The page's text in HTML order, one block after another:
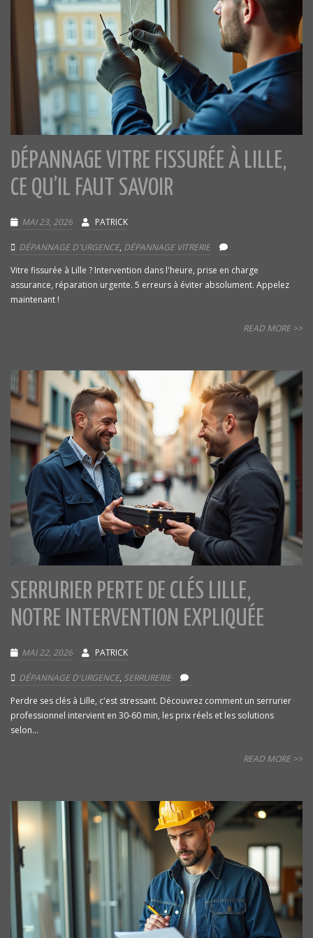
DÉPANNAGE VITRE FISSURÉE À LILLE,
CE QU’IL FAUT SAVOIR
MAI 23, 2026 PATRICK
DÉPANNAGE D'URGENCE, DÉPANNAGE VITRERIE
Vitre fissurée à Lille ? Intervention dans l'heure, prise en charge
assurance, réparation urgente. 5 erreurs à éviter absolument. Appelez
maintenant !
READ MORE >>
SERRURIER PERTE DE CLÉS LILLE,
NOTRE INTERVENTION EXPLIQUÉE
MAI 22, 2026 PATRICK
DÉPANNAGE D'URGENCE, SERRURERIE
Perdre ses clés à Lille, c'est stressant. Découvrez comment un serrurier
professionnel intervient en 30-60 min, les prix réels et les solutions
selon...
READ MORE >>